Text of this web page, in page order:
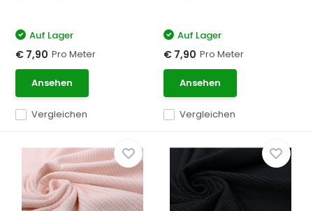
Vergleichen
Auf Lager
€ 7,90 Pro Meter
Ansehen
Vergleichen
Auf Lager
€ 7,90 Pro Meter
Ansehen